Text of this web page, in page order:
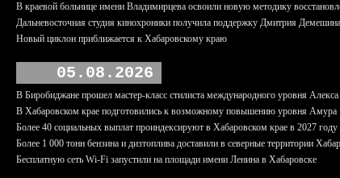
В краевой больнице имени Владимирцева освоили новую методику
Дальневосточная студия кинохроники получила поддержку Дмитрия Демешина
Новый циклон приближается к Хабаровскому краю
05.08.2026
В Биробиджане прошел мастер-класс стилиста международного уровня Алекса
В Хабаровском крае подготовились к возможному повышению уровня Амура
Более 40 социальных выплат проиндексируют в Хабаровском крае в 2027 году
Более 1 000 тонн бензина и дизтоплива доставили в северные территории
Бесплатную сеть Wi-Fi запустили на площади имени Ленина в Хабаровске